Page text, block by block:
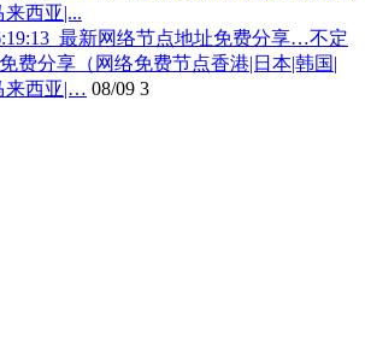
最新网络节点地址免费分享…不定
费分享（网络免费节点香港|日本|韩国|
来西亚|… 08/09 3